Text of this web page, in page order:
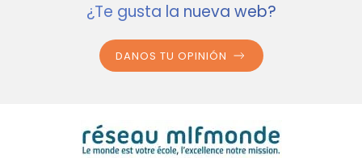
¿Te gusta la nueva web?
DANOS TU OPINIÓN